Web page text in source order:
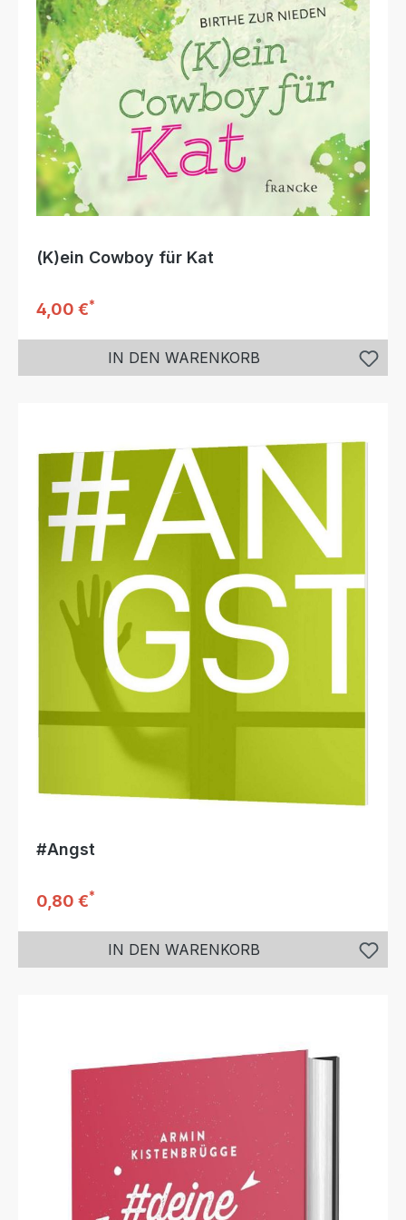
(K)ein Cowboy für Kat
Regulärer Preis:
4,00 €*
IN DEN WARENKORB
#Angst
Regulärer Preis:
0,80 €*
IN DEN WARENKORB